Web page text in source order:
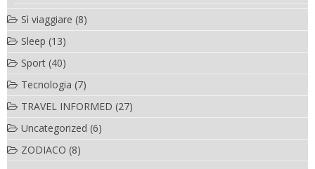
Sì viaggiare (8)
Sleep (13)
Sport (40)
Tecnologia (7)
TRAVEL INFORMED (27)
Uncategorized (6)
ZODIACO (8)